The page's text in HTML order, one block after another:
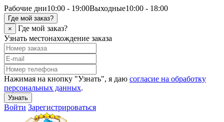
Рабочие дни10:00 - 19:00Выходные10:00 - 18:00
Где мой заказ?
×
Где мой заказ?
Узнать местонахождение заказа
Нажимая на кнопку "Узнать", я даю согласие на обработку
персональных данных.
Узнать
Войти Зарегистрироваться